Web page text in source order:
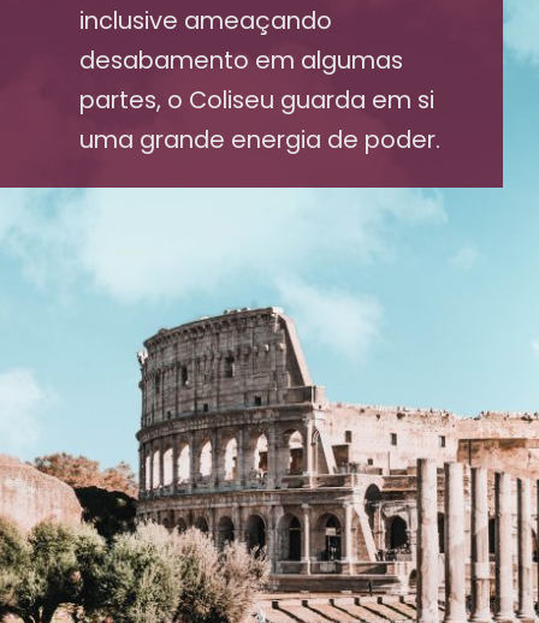
inclusive ameaçando
desabamento em algumas
partes, o Coliseu guarda em si
uma grande energia de poder.